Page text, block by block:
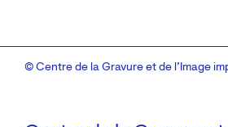
© Centre de la Gravure et de l’Image